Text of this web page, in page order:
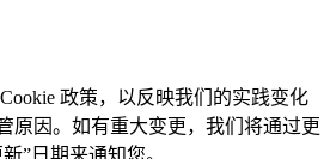
政策，以反映我们的实践变化
原因。如有重大变更，我们将通过更
”日期来通知您。